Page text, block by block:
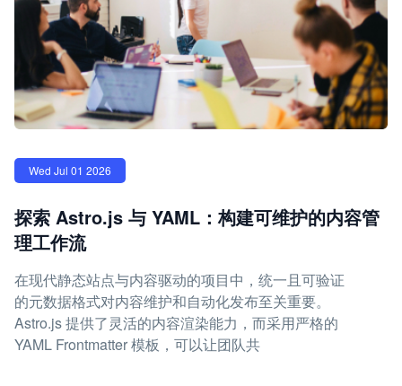
Wed Jul 01 2026
探索 Astro.js 与 YAML：构建可维护的内容管
理工作流
在现代静态站点与内容驱动的项目中，统一且可验证
的元数据格式对内容维护和自动化发布至关重要。
Astro.js 提供了灵活的内容渲染能力，而采用严格的
YAML Frontmatter 模板，可以让团队共